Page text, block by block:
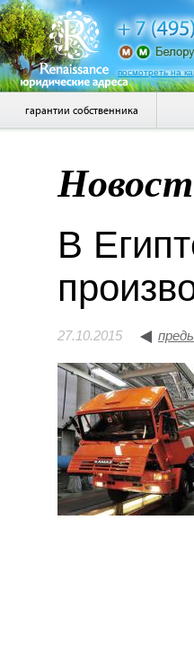
посмотреть на
гарантии собственника
В
27.10.2015